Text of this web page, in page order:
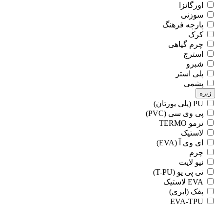
اورگانزا
سوزنی
پارچه فرهنگ
کرک
چرم گیاهی
استرج
شبرو
پلی استر
پشمی
زیره
PU (پلی یورتان)
پی وی سی (PVC)
ترمو TERMO
لاستیک
ای وی آ (EVA)
چرم
نیو لایت
تی پی یو (T-PU)
EVA لاستیک
پفک (ابری)
EVA-TPU